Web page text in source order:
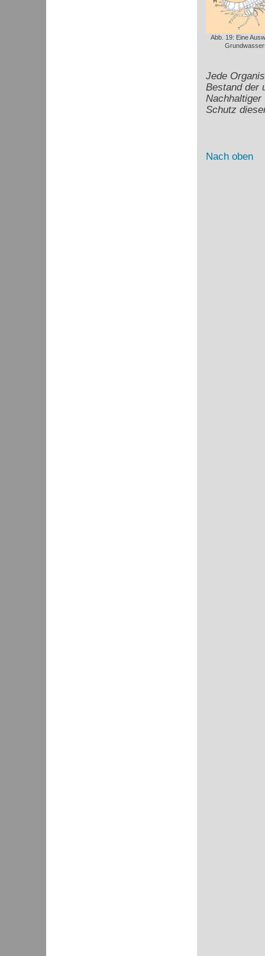
Abb. 19: Eine
Jede
Bestand der
Nachhaltiger
Schutz
Nach oben